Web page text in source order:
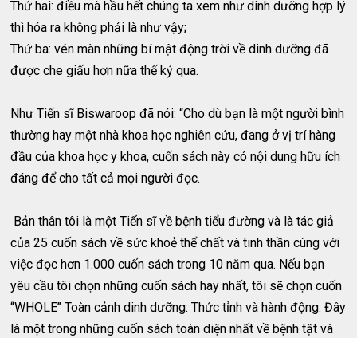
Thứ hai: điều mà hầu hết chúng ta xem như dinh dưỡng hợp lý
thì hóa ra không phải là như vậy;
Thứ ba: vén màn những bí mật động trời về dinh dưỡng đã
được che giấu hơn nữa thế kỷ qua.
Như Tiến sĩ Biswaroop đã nói: “Cho dù bạn là một người bình
thường hay một nhà khoa học nghiên cứu, đang ở vị trí hàng
đầu của khoa học y khoa, cuốn sách này có nội dung hữu ích
đáng để cho tất cả mọi người đọc.
Bản thân tôi là một Tiến sĩ về bệnh tiểu đường và là tác giả
của 25 cuốn sách về sức khoẻ thể chất và tinh thần cùng với
việc đọc hơn 1.000 cuốn sách trong 10 năm qua. Nếu bạn
yêu cầu tôi chọn những cuốn sách hay nhất, tôi sẽ chọn cuốn
“WHOLE’’ Toàn cảnh dinh dưỡng: Thức tỉnh và hành động. Đây
là một trong những cuốn sách toàn diện nhất về bệnh tật và